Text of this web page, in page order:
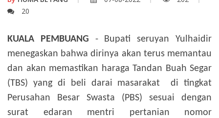
20
KUALA PEMBUANG - Bupati seruyan Yulhaidir
menegaskan bahwa dirinya akan terus memantau
dan akan memastikan haraga Tandan Buah Segar
(TBS) yang di beli darai masarakat di tingkat
Perusahan Besar Swasta (PBS) sesuai dengan
surat edaran mentri pertanian nomor